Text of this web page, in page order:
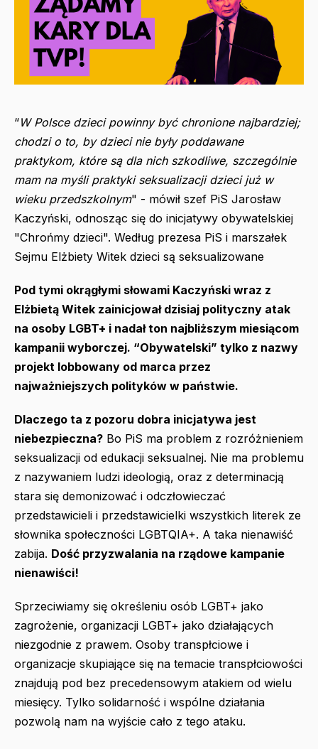
“W Polsce dzieci powinny być chronione najbardziej;
chodzi o to, by dzieci nie były poddawane
praktykom, które są dla nich szkodliwe, szczególnie
mam na myśli praktyki seksualizacji dzieci już w
wieku przedszkolnym" - mówił szef PiS Jarosław
Kaczyński, odnosząc się do inicjatywy obywatelskiej
"Chrońmy dzieci". Według prezesa PiS i marszałek
Sejmu Elżbiety Witek dzieci są seksualizowane
Pod tymi okrągłymi słowami Kaczyński wraz z
Elżbietą Witek zainicjował dzisiaj polityczny atak
na osoby LGBT+ i nadał ton najbliższym miesiącom
kampanii wyborczej. “Obywatelski” tylko z nazwy
projekt lobbowany od marca przez
najważniejszych polityków w państwie.
Dlaczego ta z pozoru dobra inicjatywa jest
niebezpieczna? Bo PiS ma problem z rozróżnieniem
seksualizacji od edukacji seksualnej. Nie ma problemu
z nazywaniem ludzi ideologią, oraz z determinacją
stara się demonizować i odczłowieczać
przedstawicieli i przedstawicielki wszystkich literek ze
słownika społeczności LGBTQIA+. A taka nienawiść
zabija. Dość przyzwalania na rządowe kampanie
nienawiści!
Sprzeciwiamy się określeniu osób LGBT+ jako
zagrożenie, organizacji LGBT+ jako działających
niezgodnie z prawem. Osoby transpłciowe i
organizacje skupiające się na temacie transpłciowości
znajdują pod bez precedensowym atakiem od wielu
miesięcy. Tylko solidarność i wspólne działania
pozwolą nam na wyjście cało z tego ataku.